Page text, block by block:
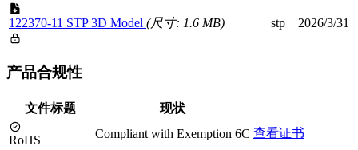
122370-11 STP 3D Model (尺寸: 1.6 MB) stp 2026/3/31
产品合规性
文件标题 现状
RoHS Compliant with Exemption 6C 查看证书